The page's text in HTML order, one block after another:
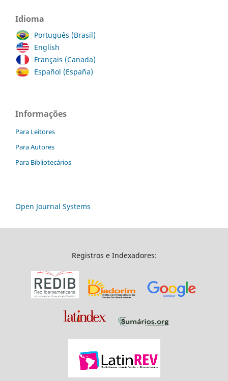
Idioma
Português (Brasil)
English
Français (Canada)
Español (España)
Informações
Para Leitores
Para Autores
Para Bibliotecários
Open Journal Systems
Registros e Indexadores: